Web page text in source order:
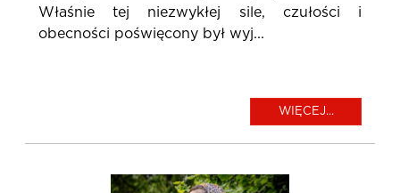
Właśnie tej niezwykłej sile, czułości i
obecności poświęcony był wyj...
WIĘCEJ...